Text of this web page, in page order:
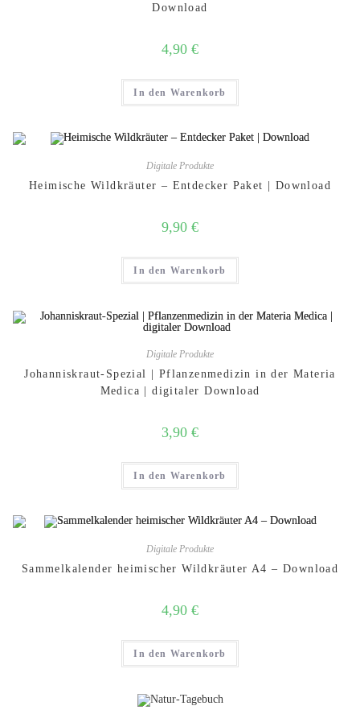
Download
4,90 €
In den Warenkorb
Digitale Produkte
Heimische Wildkräuter – Entdecker Paket | Download
9,90 €
In den Warenkorb
Digitale Produkte
Johanniskraut-Spezial | Pflanzenmedizin in der Materia
Medica | digitaler Download
3,90 €
In den Warenkorb
Digitale Produkte
Sammelkalender heimischer Wildkräuter A4 – Download
4,90 €
In den Warenkorb